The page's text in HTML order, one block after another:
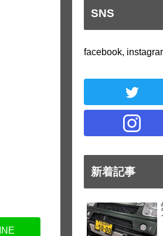
SNS
facebook,
新着記事